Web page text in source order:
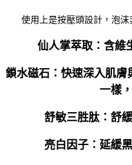
使用上是按壓頭設計，泡
仙人掌萃取：含維
鎖水磁石：快速深入肌膚
一樣
舒敏三胜肽：舒
亮白因子：延緩